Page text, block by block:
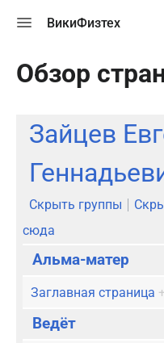
меню
ВикиФизтех
Обзор
Зайцев
Скрыть группы
сюда
Альма-матер
Заглавная страница +
Ведёт